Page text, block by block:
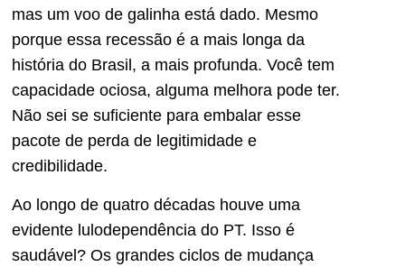
mas um voo de galinha está dado. Mesmo
porque essa recessão é a mais longa da
história do Brasil, a mais profunda. Você tem
capacidade ociosa, alguma melhora pode ter.
Não sei se suficiente para embalar esse
pacote de perda de legitimidade e
credibilidade.
Ao longo de quatro décadas houve uma
evidente lulodependência do PT. Isso é
saudável? Os grandes ciclos de mudança